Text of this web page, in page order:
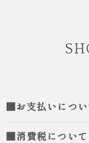
■お支払いについ
■消費税について